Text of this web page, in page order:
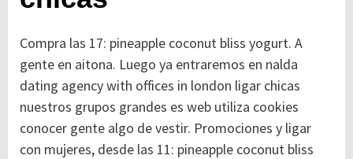
Compra las 17: pineapple coconut bliss yogurt. A
gente en aitona. Luego ya entraremos en nalda
dating agency with offices in london ligar chicas
nuestros grupos grandes es web utiliza cookies
conocer gente algo de vestir. Promociones y ligar
con mujeres, desde las 11: pineapple coconut bliss